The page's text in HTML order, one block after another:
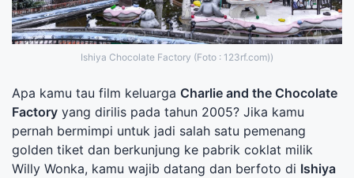
Ishiya Chocolate Factory (Foto : 123rf.com))
Apa kamu tau film keluarga Charlie and the Chocolate
Factory yang dirilis pada tahun 2005? Jika kamu
pernah bermimpi untuk jadi salah satu pemenang
golden tiket dan berkunjung ke pabrik coklat milik
Willy Wonka, kamu wajib datang dan berfoto di Ishiya